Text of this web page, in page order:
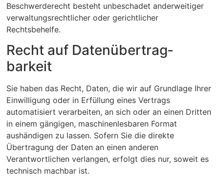
Beschwerderecht besteht unbeschadet anderweitiger
verwaltungsrechtlicher oder gerichtlicher
Rechtsbehelfe.
Recht auf Daten­übertrag­
barkeit
Sie haben das Recht, Daten, die wir auf Grundlage Ihrer
Einwilligung oder in Erfüllung eines Vertrags
automatisiert verarbeiten, an sich oder an einen Dritten
in einem gängigen, maschinenlesbaren Format
aushändigen zu lassen. Sofern Sie die direkte
Übertragung der Daten an einen anderen
Verantwortlichen verlangen, erfolgt dies nur, soweit es
technisch machbar ist.